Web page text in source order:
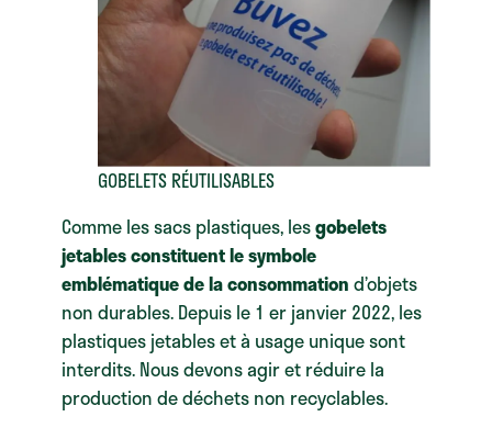
GOBELETS RÉUTILISABLES
Comme les sacs plastiques, lesgobelets
jetables constituent le symbole
emblématique de la consommation d’objets
non durables. Depuis le 1 er janvier 2022, les
plastiques jetables et à usage unique sont
interdits. Nous devons agir et réduire la
production de déchets non recyclables.